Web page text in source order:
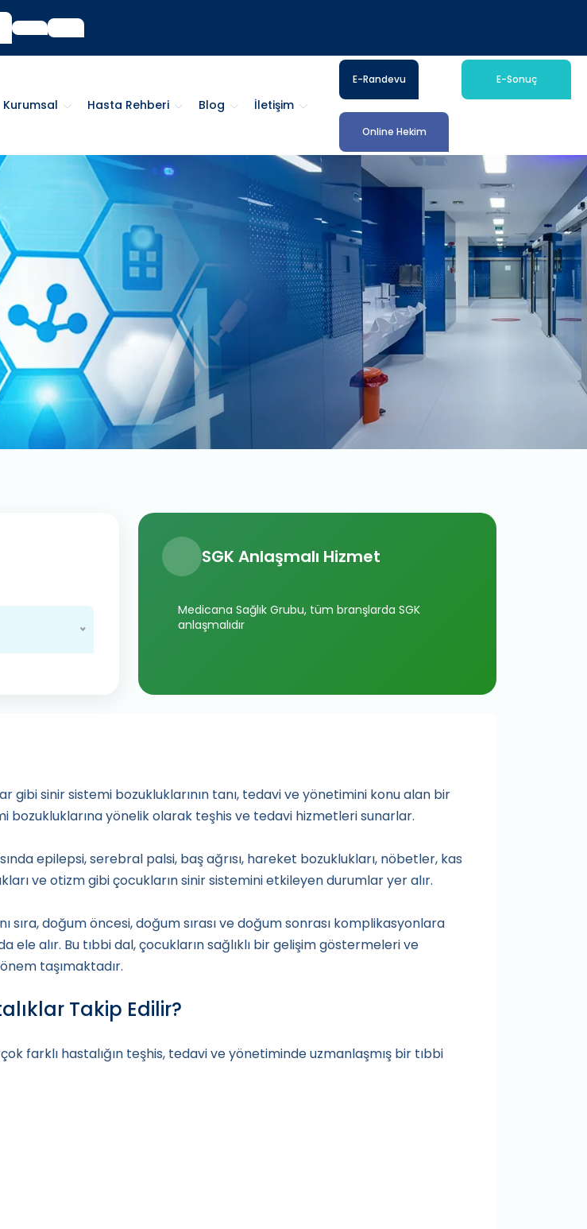
Kurumsal Hasta Rehberi Blog İletişim
E-Randevu E-Sonuç
Online Hekim
SGK Anlaşmalı Hizmet
Medicana Sağlık Grubu, tüm branşlarda SGK
anlaşmalıdır
sinir sistemi bozukluklarının tanı, tedavi ve yönetimini konu alan bir
bozukluklarına yönelik olarak teşhis ve tedavi hizmetleri sunarlar.
epilepsi, serebral palsi, baş ağrısı, hareket bozuklukları, nöbetler, kas
ve otizm gibi çocukların sinir sistemini etkileyen durumlar yer alır.
sıra, doğum öncesi, doğum sırası ve doğum sonrası komplikasyonlara
ele alır. Bu tıbbi dal, çocukların sağlıklı bir gelişim göstermeleri ve
taşımaktadır.
Takip Edilir?
farklı hastalığın teşhis, tedavi ve yönetiminde uzmanlaşmış bir tıbbi